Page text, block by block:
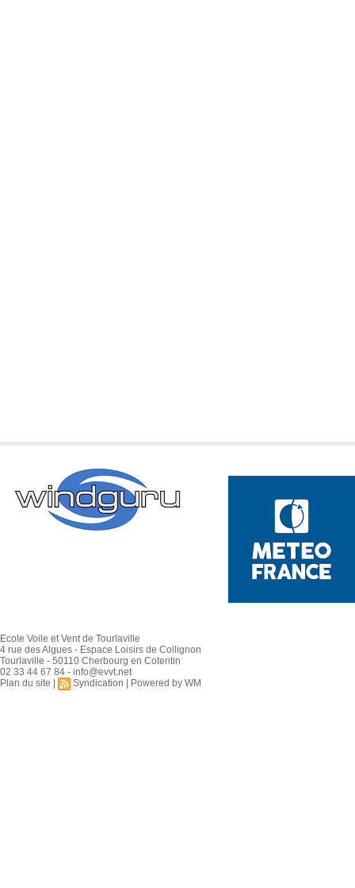
Ecole Voile et Vent de Tourlaville
4 rue des Algues - Espace Loisirs de Collignon
Tourlaville - 50110 Cherbourg en Cotentin
02 33 44 67 84 - info@evvt.net
Plan du site
Syndication Powered by WM